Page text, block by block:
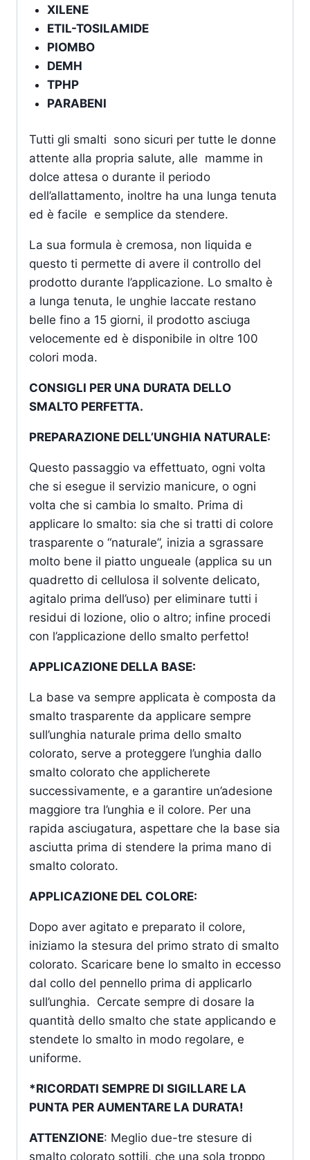
XILENE
ETIL-TOSILAMIDE
PIOMBO
DEMH
TPHP
PARABENI
Tutti gli smalti sono sicuri per tutte le donne
attente alla propria salute, alle mamme in
dolce attesa o durante il periodo
dell’allattamento, inoltre ha una lunga tenuta
ed è facile e semplice da stendere.
La sua formula è cremosa, non liquida e
questo ti permette di avere il controllo del
prodotto durante l’applicazione. Lo smalto è
a lunga tenuta, le unghie laccate restano
belle fino a 15 giorni, il prodotto asciuga
velocemente ed è disponibile in oltre 100
colori moda.
CONSIGLI PER UNA DURATA DELLO
SMALTO PERFETTA.
PREPARAZIONE DELL’UNGHIA NATURALE:
Questo passaggio va effettuato, ogni volta
che si esegue il servizio manicure, o ogni
volta che si cambia lo smalto. Prima di
applicare lo smalto: sia che si tratti di colore
trasparente o “naturale”, inizia a sgrassare
molto bene il piatto ungueale (applica su un
quadretto di cellulosa il solvente delicato,
agitalo prima dell’uso) per eliminare tutti i
residui di lozione, olio o altro; infine procedi
con l’applicazione dello smalto perfetto!
APPLICAZIONE DELLA BASE:
La base va sempre applicata è composta da
smalto trasparente da applicare sempre
sull’unghia naturale prima dello smalto
colorato, serve a proteggere l’unghia dallo
smalto colorato che applicherete
successivamente, e a garantire un’adesione
maggiore tra l’unghia e il colore. Per una
rapida asciugatura, aspettare che la base sia
asciutta prima di stendere la prima mano di
smalto colorato.
APPLICAZIONE DEL COLORE:
Dopo aver agitato e preparato il colore,
iniziamo la stesura del primo strato di smalto
colorato. Scaricare bene lo smalto in eccesso
dal collo del pennello prima di applicarlo
sull’unghia. Cercate sempre di dosare la
quantità dello smalto che state applicando e
stendete lo smalto in modo regolare, e
uniforme.
*RICORDATI SEMPRE DI SIGILLARE LA
PUNTA PER AUMENTARE LA DURATA!
ATTENZIONE: Meglio due-tre stesure di
smalto colorato sottili, che una sola troppo